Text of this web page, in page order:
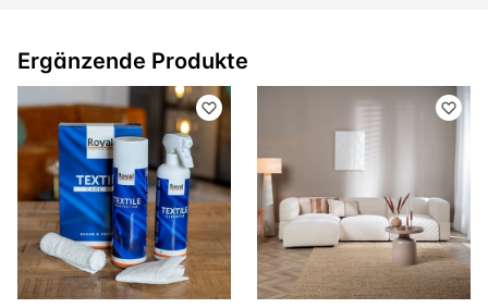
Ergänzende Produkte